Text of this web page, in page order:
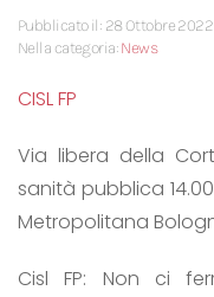
Pubblicato il: 28 Ottobre 2022
Nella categoria:News
CISL FP
Via libera della
sanità pubblica
Metropolitana
Cisl FP: Non ci